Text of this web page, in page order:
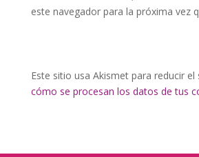
este navegador para la próxima vez
Este sitio usa Akismet para reducir el
cómo se procesan los datos de tus